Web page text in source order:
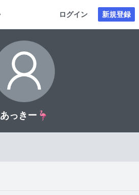
ログイン 新規登録
あっきー🦩